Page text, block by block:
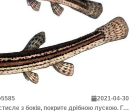
5585
2021-04-30
Тіло в'юна подовжене, злегка стисле з боків, покрите дрібною лускою. Голова невелика, витягнута вперед. Рот звернений донизу і оточений 10 вусиками, з...